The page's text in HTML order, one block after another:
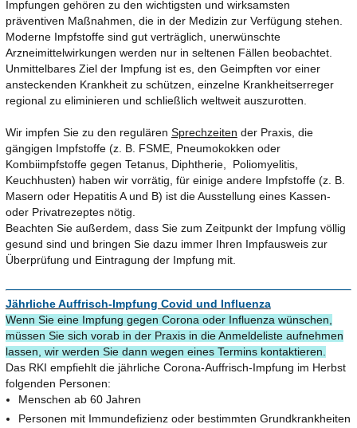
Impfungen gehören zu den wichtigsten und wirksamsten
präventiven Maßnahmen, die in der Medizin zur Verfügung stehen.
Moderne Impfstoffe sind gut verträglich, unerwünschte
Arzneimittelwirkungen werden nur in seltenen Fällen beobachtet.
Unmittelbares Ziel der Impfung ist es, den Geimpften vor einer
ansteckenden Krankheit zu schützen, einzelne Krankheitserreger
regional zu eliminieren und schließlich weltweit auszurotten.
Wir impfen Sie zu den regulären Sprechzeiten der Praxis, die
gängigen Impfstoffe (z. B. FSME, Pneumokokken oder
Kombiimpfstoffe gegen Tetanus, Diphtherie, Poliomyelitis,
Keuchhusten) haben wir vorrätig, für einige andere Impfstoffe (z. B.
Masern oder Hepatitis A und B) ist die Ausstellung eines Kassen-
oder Privatrezeptes nötig.
Beachten Sie außerdem, dass Sie zum Zeitpunkt der Impfung völlig
gesund sind und bringen Sie dazu immer Ihren Impfausweis zur
Überprüfung und Eintragung der Impfung mit.
Jährliche Auffrisch-Impfung Covid und Influenza
Wenn Sie eine Impfung gegen Corona oder Influenza wünschen,
müssen Sie sich vorab in der Praxis in die Anmeldeliste aufnehmen
lassen, wir werden Sie dann wegen eines Termins kontaktieren.
Das RKI empfiehlt die jährliche Corona-Auffrisch-Impfung im Herbst
folgenden Personen:
Menschen ab 60 Jahren
Personen mit Immundefizienz oder bestimmten Grundkrankheiten